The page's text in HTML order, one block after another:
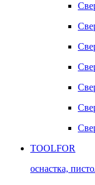
TOOLFOR
оснастка,